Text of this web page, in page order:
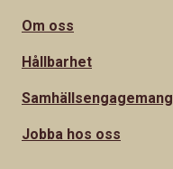
Om oss
Hållbarhet
Samhällsengagemang
Jobba hos oss